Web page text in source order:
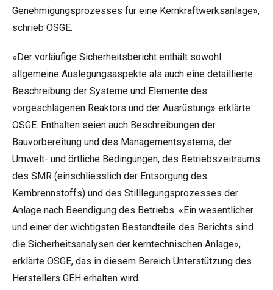
Genehmigungsprozesses für eine Kernkraftwerksanlage»,
schrieb OSGE.
«Der vorläufige Sicherheitsbericht enthält sowohl
allgemeine Auslegungsaspekte als auch eine detaillierte
Beschreibung der Systeme und Elemente des
vorgeschlagenen Reaktors und der Ausrüstung» erklärte
OSGE. Enthalten seien auch Beschreibungen der
Bauvorbereitung und des Managementsystems, der
Umwelt- und örtliche Bedingungen, des Betriebszeitraums
des SMR (einschliesslich der Entsorgung des
Kernbrennstoffs) und des Stilllegungsprozesses der
Anlage nach Beendigung des Betriebs. «Ein wesentlicher
und einer der wichtigsten Bestandteile des Berichts sind
die Sicherheitsanalysen der kerntechnischen Anlage»,
erklärte OSGE, das in diesem Bereich Unterstützung des
Herstellers GEH erhalten wird.